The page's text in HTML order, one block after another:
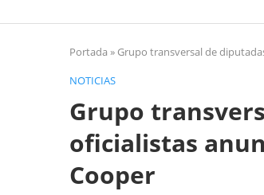
Portada » Grupo transversal de
NOTICIAS
Grupo
oficialistas
Cooper